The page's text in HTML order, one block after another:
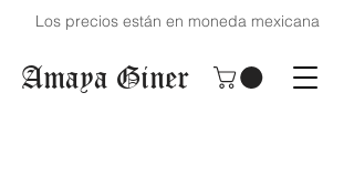
Los precios están en moneda mexicana
Amaya Giner